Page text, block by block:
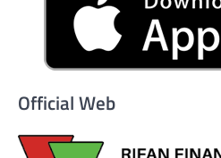
Official Web